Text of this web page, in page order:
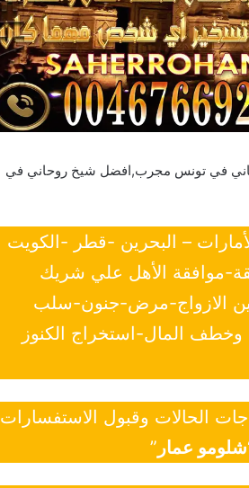
في تونس مجرب,افضل شيخ روحاني في
– البحرين -قطر -الكويت
موافقة الأهل علي شريك
الازواج-مرض-جنون-سلب
وخطف المال-استخراج الكنوز
الحالات وقبول الاستفسارات
شلومو عمار ”